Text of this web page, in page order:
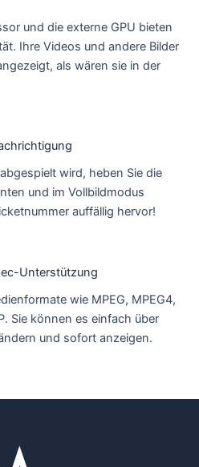
und die externe GPU bieten
Ihre Videos und andere Bilder
als wären sie in der
wird, heben Sie die
und im Vollbildmodus
auffällig hervor!
Unterstützung
wie MPEG, MPEG4,
Sie können es einfach über
und sofort anzeigen.